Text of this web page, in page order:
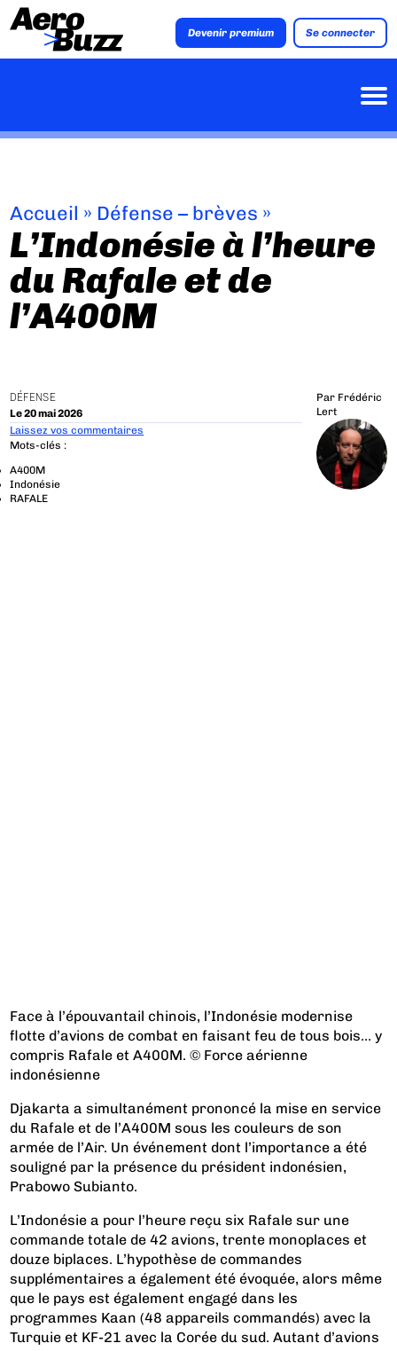
Devenir premium Se connecter
Accueil » Défense – brèves »
L’Indonésie à l’heure
du Rafale et de
l’A400M
DÉFENSE
Le 20 mai 2026
Par Frédéric
Lert
Laissez vos commentaires
Mots-clés :
A400M
Indonésie
RAFALE
Face à l’épouvantail chinois, l’Indonésie modernise
flotte d’avions de combat en faisant feu de tous bois… y
compris Rafale et A400M. © Force aérienne
indonésienne
Djakarta a simultanément prononcé la mise en service
du Rafale et de l’A400M sous les couleurs de son
armée de l’Air. Un événement dont l’importance a été
souligné par la présence du président indonésien,
Prabowo Subianto.
L’Indonésie a pour l’heure reçu six Rafale sur une
commande totale de 42 avions, trente monoplaces et
douze biplaces. L’hypothèse de commandes
supplémentaires a également été évoquée, alors même
que le pays est également engagé dans les
programmes Kaan (48 appareils commandés) avec la
Turquie et KF-21 avec la Corée du sud. Autant d’avions